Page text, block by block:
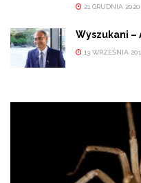
21 GRUDNIA 2020
Wyszukani –
13 WRZEŚNIA